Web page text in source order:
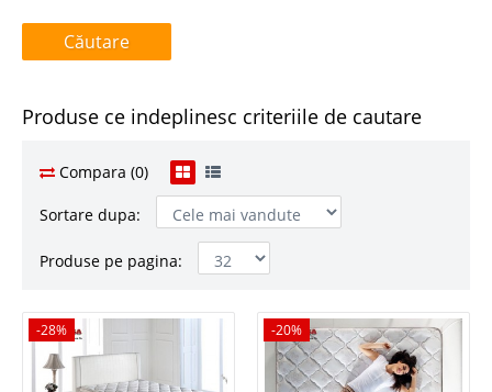
Produse ce indeplinesc criteriile de cautare
Compara (0)
Sortare dupa:
Produse pe pagina:
-28%
-28% -20%